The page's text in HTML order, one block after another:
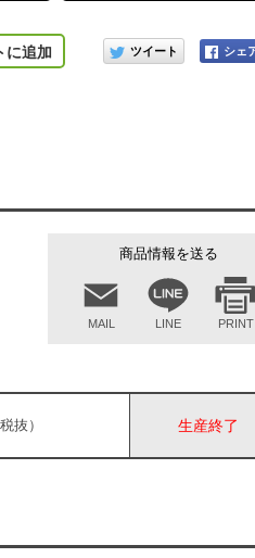
に追加
このアイテムをシェアする
商品情報を送る
MAIL LINE PRINT
抜） 生産終了